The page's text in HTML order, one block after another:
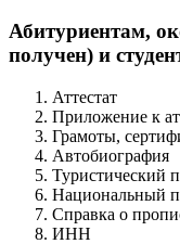
Абитуриентам,
получен) и
Аттестат
Приложение к
Грамоты,
Автобиография
Туристический
Национальный
Справка о
ИНН